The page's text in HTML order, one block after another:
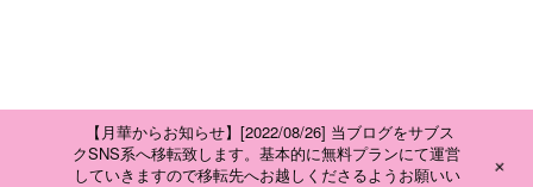
【月華からお知らせ】[2022/08/26] 当ブログをサブス
クSNS系へ移転致します。基本的に無料プランにて運営
していきますので移転先へお越しくださるようお願いい
+